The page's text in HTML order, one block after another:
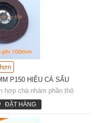
P150 HIỆU CÁ SẤU
hợp chà nhám phần thô
ĐẶT HÀNG